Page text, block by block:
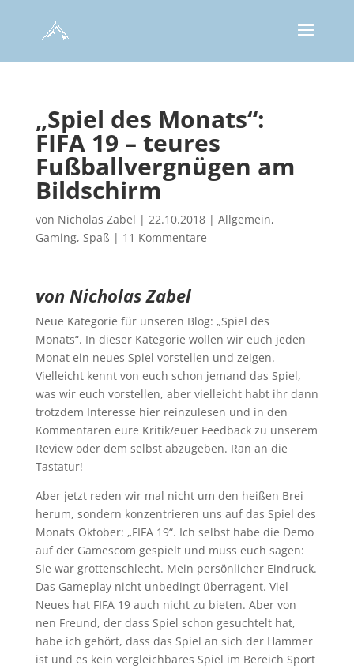
„Spiel des Monats“:
FIFA 19 – teures
Fußballvergnügen am
Bildschirm
von Nicholas Zabel | 22.10.2018| Allgemein,
Gaming, Spaß | 11 Kommentare
von Nicholas Zabel
Neue Kategorie für unseren Blog: „Spiel des
Monats“. In dieser Kategorie wollen wir euch jeden
Monat ein neues Spiel vorstellen und zeigen.
Vielleicht kennt von euch schon jemand das Spiel,
was wir euch vorstellen, aber vielleicht habt ihr dann
trotzdem Interesse hier reinzulesen und in den
Kommentaren eure Kritik/euer Feedback zu unserem
Review oder dem selbst abzugeben. Ran an die
Tastatur!
Aber jetzt reden wir mal nicht um den heißen Brei
herum, sondern konzentrieren uns auf das Spiel des
Monats Oktober: „FIFA 19“. Ich selbst habe die Demo
auf der Gamescom gespielt und muss euch sagen:
Sie war grottenschlecht. Mein persönlicher Eindruck.
Das Gameplay nicht unbedingt überragent. Viel
Neues hat FIFA 19 auch nicht zu bieten. Aber von
nen Freund, der dass Spiel schon gesuchtelt hat,
habe ich gehört, dass das Spiel an sich der Hammer
ist und es kein vergleichbares Spiel im Bereich Sport